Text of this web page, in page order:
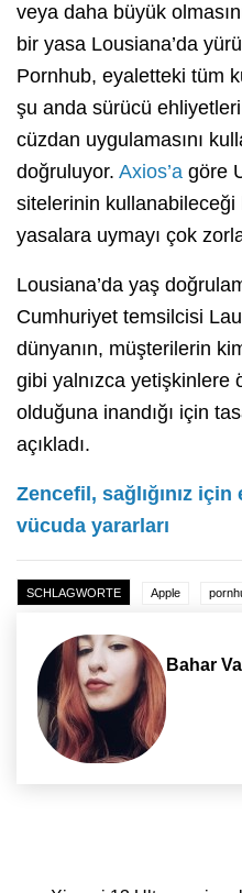
veya daha büyük
bir yasa Lousiana’da
Pornhub, eyaletteki tüm
şu anda sürücü ehliyetleri
cüzdan uygulamasını
doğruluyor. Axios’a göre
sitelerinin
yasalara uymayı çok
Lousiana’da yaş
Cumhuriyet temsilcisi
dünyanın, müşterilerin
gibi yalnızca yetişkinlere
olduğuna inandığı için
açıkladı.
Zencefil, sağlığınız
vücuda yararları
SCHLAGWORTE Apple
Bahar